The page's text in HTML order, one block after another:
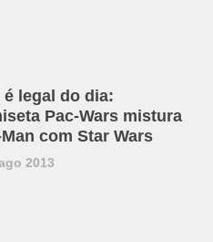
é legal do dia:
Pac-Wars mistura
com Star Wars
2013